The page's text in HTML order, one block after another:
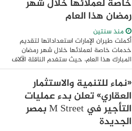
خاصة لعملائها خلال شهر
رمضان هذا العام
منذ سنتين
أكملت طيران الإمارات استعداداتها لتقديم
خدمات خاصة لعملائها خلال شهر رمضان
المبارك هذا العام، حيث ستفدم الناقلة الآلاف
من علب وجبات الإفطار للركاب الصائمين على
متن الطائرة وعند بوابات الصعود، وستقدم ...
«نماء للتنمية والاستثمار
العقاري» تعلن بدء عمليات
التأجير في M Street بمصر
الجديدة